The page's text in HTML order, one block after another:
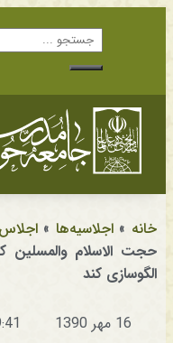
خانه »اجلاسیه‌ها »
حجت الاسلام والمسلین
الگوسازی کند
16 مهر 1390